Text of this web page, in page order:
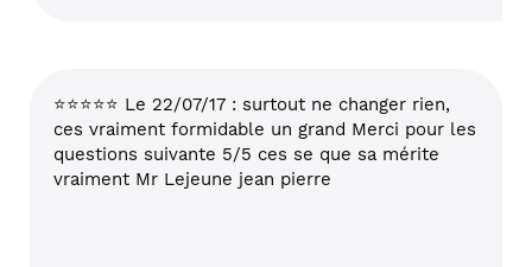
⭐⭐⭐⭐⭐ Le 22/07/17 : surtout ne changer rien,
ces vraiment formidable un grand Merci pour les
questions suivante 5/5 ces se que sa mérite
vraiment Mr Lejeune jean pierre